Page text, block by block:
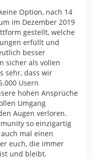
Option, nach 14
im Dezember 2019
gestellt, welche
erfüllt und
besser
sicher als vollen
sehr, dass wir
Usern
hohen Ansprüche
Umgang
Augen verloren.
so einzigartig
mal einen
euch, die immer
und bleibt.